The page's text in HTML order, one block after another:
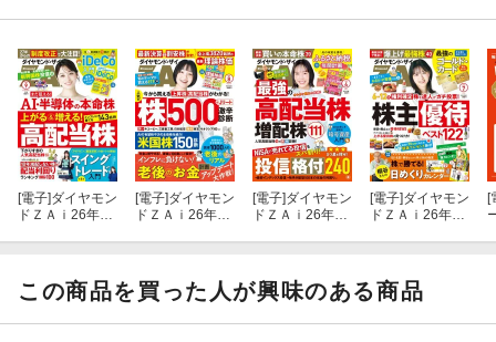
●＜4＞世界株部門
●＜5＞新興国株 部門
●＜6＞リート部門
●ダメなモンはダメと言います！期待ハズレな残念投信３本を今年
も発表！
[電子]ダイヤモン
ドＺＡｉ26年9
[電子]ダイヤモン
ドＺＡｉ26年8
[電子]ダイヤモン
ドＺＡｉ26年4
[電子]ダイヤモン
ドＺＡｉ26年7
[
この商品を買った人が興味のある商品